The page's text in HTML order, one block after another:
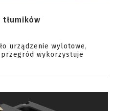
tłumików
urządzenie wylotowe,
wykorzystuje